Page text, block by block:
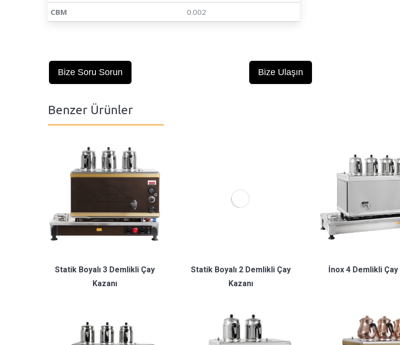
CBM
0.002
Bize Soru Sorun Bize Ulaşın
Benzer Ürünler
Statik Boyalı 3 Demlikli Çay
Kazanı
Statik Boyalı 2 Demlikli Çay
Kazanı
İnox 4 Demlikli Çay